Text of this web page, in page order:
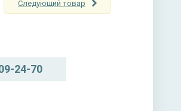
Следующий товар
24-70